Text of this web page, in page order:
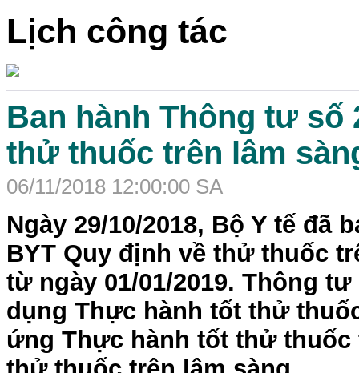
Lịch công tác
Ban hành Thông tư số
thử thuốc trên lâm
06/11/2018 12:00:00 SA
Ngày 29/10/2018, Bộ Y tế đã
BYT Quy định về thử thuốc
từ ngày 01/01/2019. Thông
dụng Thực hành tốt thử
ứng Thực hành tốt thử